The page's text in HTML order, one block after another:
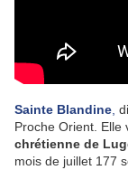
Sainte Blandine
Proche Orient. Elle
chrétienne de
mois de juillet 177